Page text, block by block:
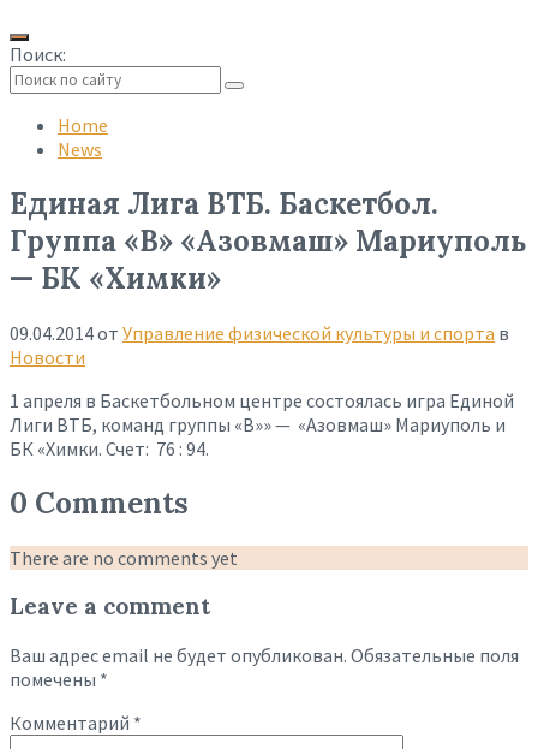
Поиск:
search
Home
News
Единая Лига ВТБ. Баскетбол.
Группа «B» «Азовмаш» Мариуполь
— БК «Химки»
09.04.2014от Управление физической культуры и спорта в
Новости
1 апреля в Баскетбольном центре состоялась игра Единой
Лиги ВТБ, команд группы «B»» — «Азовмаш» Мариуполь и
БК «Химки. Счет: 76 : 94.
0 Comments
There are no comments yet
Leave a comment
Ваш адрес email не будет опубликован. Обязательные поля
помечены *
Комментарий *